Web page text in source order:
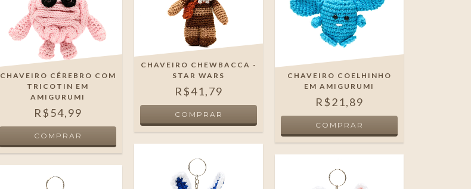
CHAVEIRO CÉREBRO COM
TRICOTIN EM
AMIGURUMI
R$54,99
CHAVEIRO CHEWBACCA -
STAR WARS
R$41,79
CHAVEIRO COELHINHO
EM AMIGURUMI
R$21,89